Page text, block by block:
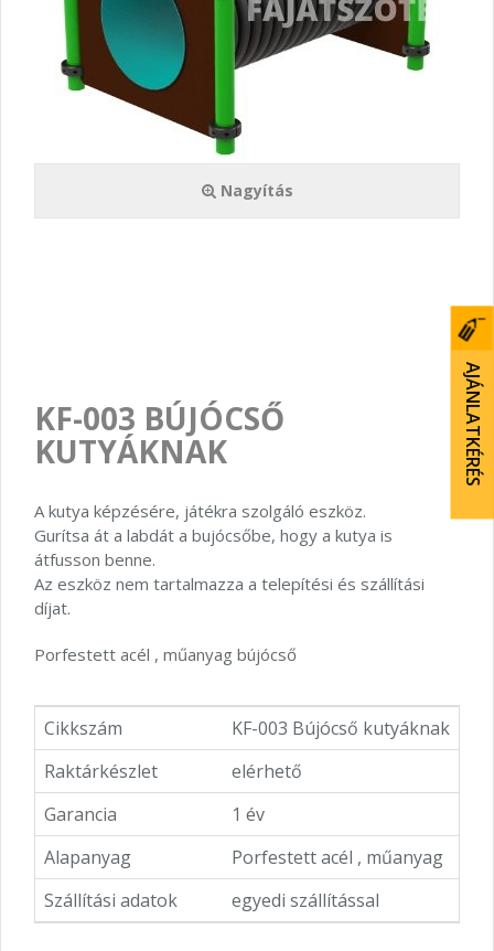
AJÁNLATKÉRÉS
Nagyítás
KF-003 BÚJÓCSŐ
KUTYÁKNAK
A kutya képzésére, játékra szolgáló eszköz.
Gurítsa át a labdát a bujócsőbe, hogy a kutya is
átfusson benne.
Az eszköz nem tartalmazza a telepítési és szállítási
díjat.
Porfestett acél , műanyag bújócső
Cikkszám
KF-003 Bújócső kutyáknak
Raktárkészlet
elérhető
Garancia
1 év
Alapanyag
Porfestett acél , műanyag
Szállítási adatok
egyedi szállítással